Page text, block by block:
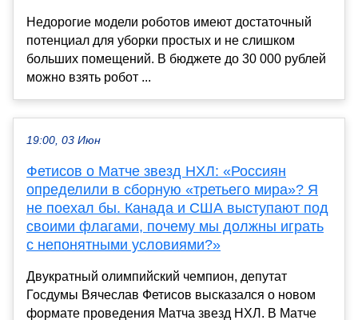
Недорогие модели роботов имеют достаточный
потенциал для уборки простых и не слишком
больших помещений. В бюджете до 30 000 рублей
можно взять робот ...
19:00, 03 Июн
Фетисов о Матче звезд НХЛ: «Россиян
определили в сборную «третьего мира»? Я
не поехал бы. Канада и США выступают под
своими флагами, почему мы должны играть
с непонятными условиями?»
Двукратный олимпийский чемпион, депутат
Госдумы Вячеслав Фетисов высказался о новом
формате проведения Матча звезд НХЛ. В Матче